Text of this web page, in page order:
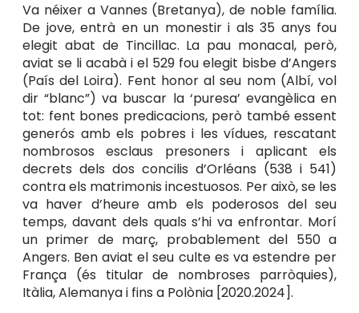
Va néixer a Vannes (Bretanya), de noble família.
De jove, entrà en un monestir i als 35 anys fou
elegit abat de Tincillac. La pau monacal, però,
aviat se li acabà i el 529 fou elegit bisbe d’Angers
(País del Loira). Fent honor al seu nom (Albí, vol
dir “blanc”) va buscar la ‘puresa’ evangèlica en
tot: fent bones predicacions, però també essent
generós amb els pobres i les vídues, rescatant
nombrosos esclaus presoners i aplicant els
decrets dels dos concilis d’Orléans (538 i 541)
contra els matrimonis incestuosos. Per això, se les
va haver d’heure amb els poderosos del seu
temps, davant dels quals s’hi va enfrontar. Morí
un primer de març, probablement del 550 a
Angers. Ben aviat el seu culte es va estendre per
França (és titular de nombroses parròquies),
Itàlia, Alemanya i fins a Polònia [2020.2024].